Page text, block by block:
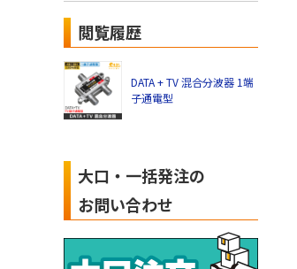
閲覧履歴
DATA + TV 混合分波器 1端
子通電型
大口・一括発注の
お問い合わせ